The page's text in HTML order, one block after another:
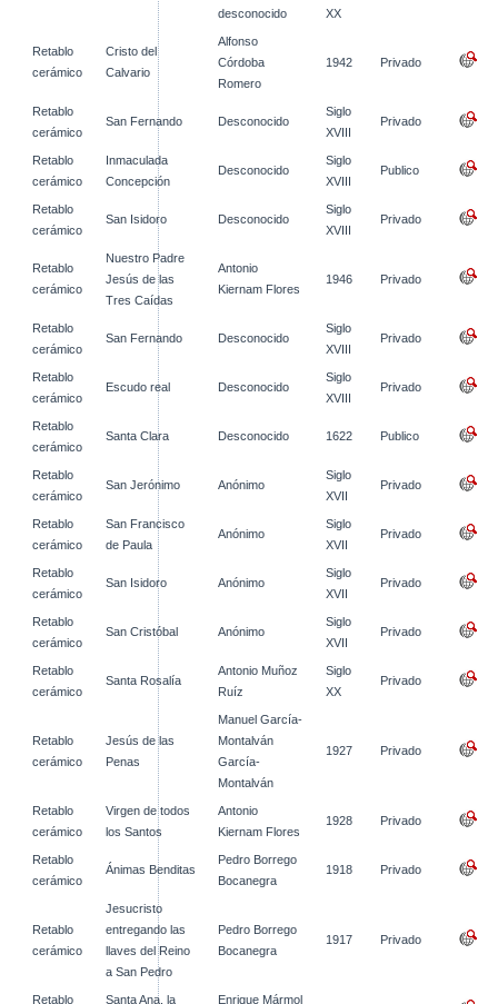
desconocido
XX
Retablo
cerámico
Cristo del
Calvario
Alfonso
Córdoba
Romero
1942 Privado
Retablo
cerámico
San Fernando Desconocido
Siglo
XVIII
Privado
Retablo
cerámico
Inmaculada
Concepción
Desconocido
Siglo
XVIII
Publico
Retablo
cerámico
San Isidoro Desconocido
Siglo
XVIII
Privado
Retablo
cerámico
Nuestro Padre
Jesús de las
Tres Caídas
Antonio
Kiernam Flores
1946 Privado
Retablo
cerámico
San Fernando Desconocido
Siglo
XVIII
Privado
Retablo
cerámico
Escudo real Desconocido
Siglo
XVIII
Privado
Retablo
cerámico
Santa Clara Desconocido 1622 Publico
Retablo
cerámico
San Jerónimo Anónimo
Siglo
XVII
Privado
Retablo
cerámico
San Francisco
de Paula
Anónimo
Siglo
XVII
Privado
Retablo
cerámico
San Isidoro Anónimo
Siglo
XVII
Privado
Retablo
cerámico
San Cristóbal Anónimo
Siglo
XVII
Privado
Retablo
cerámico
Santa Rosalía
Antonio Muñoz
Ruíz
Siglo
XX
Privado
Retablo
cerámico
Jesús de las
Penas
Manuel García-
Montalván
García-
Montalván
1927 Privado
Retablo
cerámico
Virgen de todos
los Santos
Antonio
Kiernam Flores
1928 Privado
Retablo
cerámico
Ánimas Benditas
Pedro Borrego
Bocanegra
1918 Privado
Retablo
cerámico
Jesucristo
entregando las
llaves del Reino
a San Pedro
Pedro Borrego
Bocanegra
1917 Privado
Retablo Santa Ana, la Enrique Mármol